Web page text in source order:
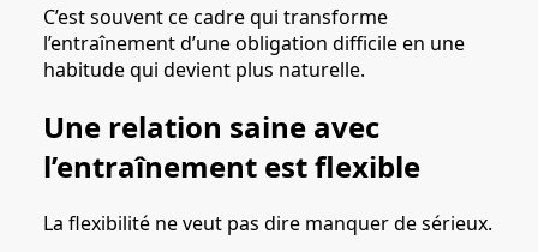
C’est souvent ce cadre qui transforme
l’entraînement d’une obligation difficile en une
habitude qui devient plus naturelle.
Une relation saine avec
l’entraînement est flexible
La flexibilité ne veut pas dire manquer de sérieux.